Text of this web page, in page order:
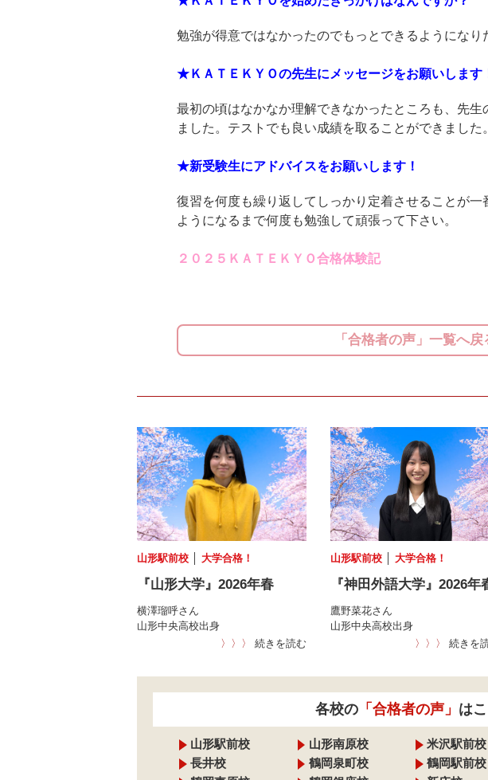
勉強が得意ではなかったのでもっとできるようになり
★ＫＡＴＥＫＹＯの先生にメッセージをお願いします
最初の頃はなかなか理解できなかったところも、先生
ました。テストでも良い成績を取ることができました
★新受験生にアドバイスをお願いします！
復習を何度も繰り返してしっかり定着させることが一
ようになるまで何度も勉強して頑張って下さい。
２０２５ＫＡＴＥＫＹＯ合格体験記
「合格者の声」一覧へ戻
山形駅前校 大学合格！
『山形大学』2026年春
横澤瑠呼さん
山形中央高校出身
〉〉〉
続きを読む
山形駅前校 │大学合格！
『神田外語大学』2026年
鷹野菜花さん
山形中央高校出身
〉〉〉
続きを
各校の 「合格者の声」 は
山形駅前校 山形南原校 米沢駅前校
長井校
鶴岡泉町校 鶴岡駅前校